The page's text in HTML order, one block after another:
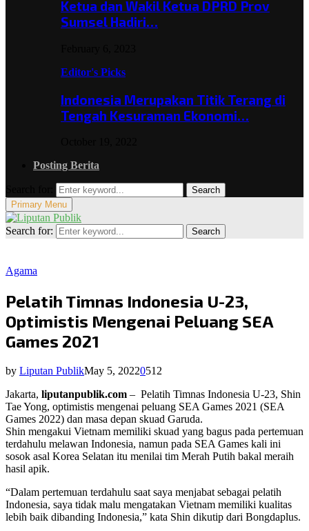
Ketua dan Wakil Ketua DPRD Prov
Sumsel Hadiri…
Editor's Picks
Indonesia Merupakan Titik Terang di
Tengah Kesuraman Ekonomi…
Posting Berita
Search
Primary Menu
Search for: Search
Agama
Pelatih Timnas Indonesia U-23,
Optimistis Mengenai Peluang SEA
Games 2021
by Liputan PublikMay 5, 20220512
Jakarta, liputanpublik.com – Pelatih Timnas Indonesia U-23, Shin
Tae Yong, optimistis mengenai peluang SEA Games 2021 (SEA
Games 2022) dan masa depan skuad Garuda.
Shin mengakui Vietnam memiliki skuad yang bagus pada pertemuan
terdahulu melawan Indonesia, namun pada SEA Games kali ini
sosok asal Korea Selatan itu menilai tim Merah Putih bakal meraih
hasil apik.
“Dalam pertemuan terdahulu saat saya menjabat sebagai pelatih
Indonesia, saya tidak malu mengatakan Vietnam memiliki kualitas
lebih baik dibanding Indonesia,” kata Shin dikutip dari Bongdaplus.